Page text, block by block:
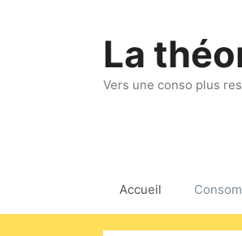
La
Vers une conso plus
Accueil